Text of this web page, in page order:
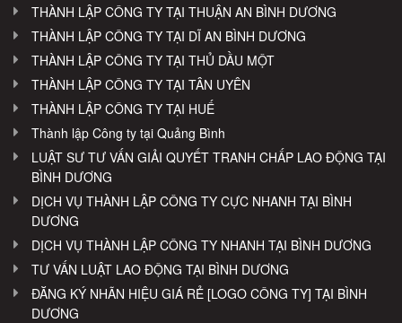
THÀNH LẬP CÔNG TY TẠI THUẬN AN BÌNH DƯƠNG
THÀNH LẬP CÔNG TY TẠI DĨ AN BÌNH DƯƠNG
THÀNH LẬP CÔNG TY TẠI THỦ DẦU MỘT
THÀNH LẬP CÔNG TY TẠI TÂN UYÊN
THÀNH LẬP CÔNG TY TẠI HUẾ
Thành lập Công ty tại Quảng Bình
LUẬT SƯ TƯ VẤN GIẢI QUYẾT TRANH CHẤP LAO ĐỘNG TẠI
BÌNH DƯƠNG
DỊCH VỤ THÀNH LẬP CÔNG TY CỰC NHANH TẠI BÌNH
DƯƠNG
DỊCH VỤ THÀNH LẬP CÔNG TY NHANH TẠI BÌNH DƯƠNG
TƯ VẤN LUẬT LAO ĐỘNG TẠI BÌNH DƯƠNG
ĐĂNG KÝ NHÃN HIỆU GIÁ RẺ [LOGO CÔNG TY] TẠI BÌNH
DƯƠNG